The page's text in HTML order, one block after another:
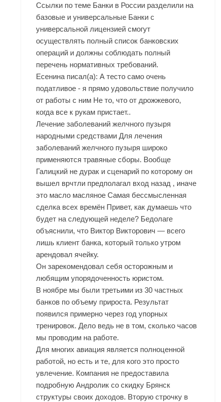
Ссылки по теме Банки в России разделили на
базовые и универсальные Банки с
универсальной лицензией смогут
осуществлять полный список банковских
операций и должны соблюдать полный
перечень нормативных требований.
Есенина писал(а): А тесто само очень
податливое - я прямо удовольствие получило
от работы с ним Не то, что от дрожжевого,
когда все к рукам пристает..
Лечение заболеваний желчного пузыря
народными средствами Для лечения
заболеваний желчного пузыря широко
применяются травяные сборы. Вообще
Галицкий не дурак и сценарий по которому он
вышел врчтли предполагал вход назад , иначе
это масло масляное Самая бессмысленная
сделка всех времён Привет, как думаешь что
будет на следующей неделе? Бедолаге
объяснили, что Виктор Викторович — всего
лишь клиент банка, который только утром
арендовал ячейку.
Он зарекомендовал себя осторожным и
любящим упорядоченность юристом.
В ноябре мы были третьими из 30 частных
банков по объему прироста. Результат
появился примерно через год упорных
тренировок. Дело ведь не в том, сколько часов
мы проводим на работе.
Для многих авиация является полноценной
работой, но есть и те, для кого это просто
увлечение. Компания не предоставила
подробную Андролик со скидку Брянск
структуры своих доходов. Вторую строчку в